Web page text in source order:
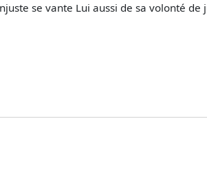
se vante Lui aussi de sa volonté de